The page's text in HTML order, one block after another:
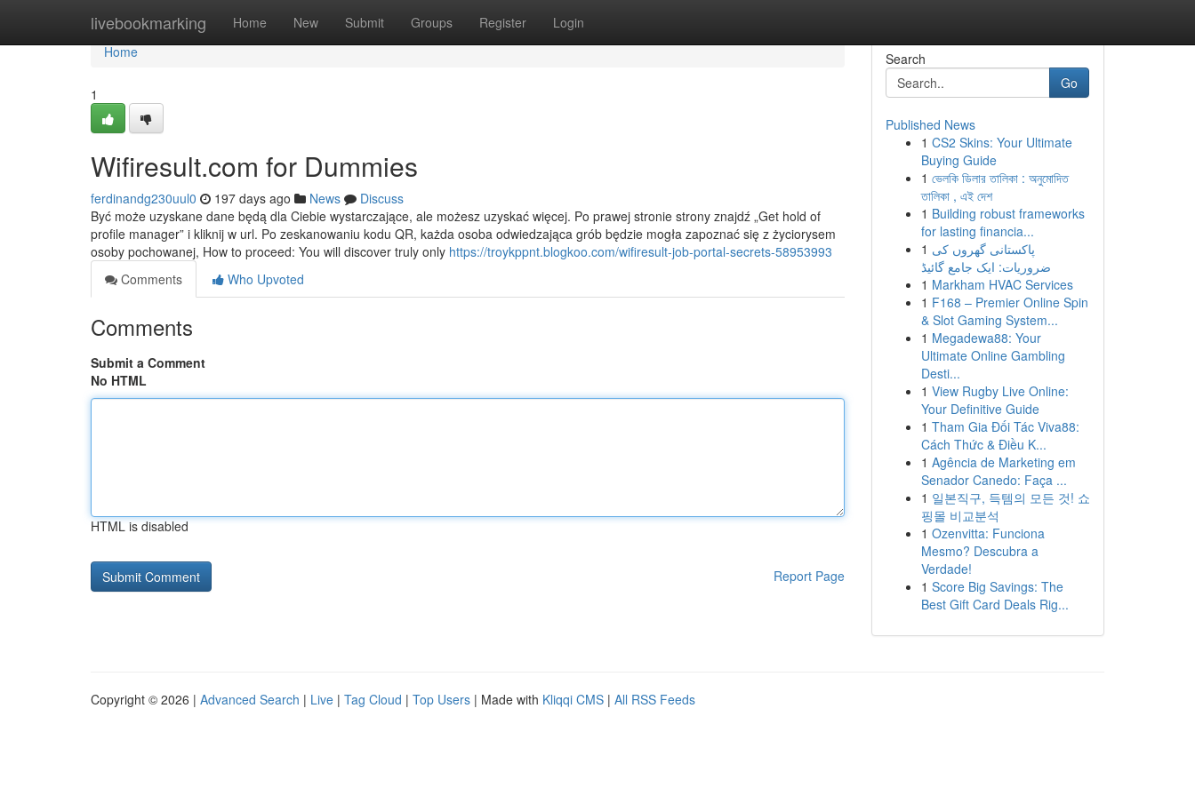
livebookmarking Home New Submit Groups Register Login
Home
Home
1
Wifiresult.com for Dummies
ferdinandg230uul0 197 days ago News
Discuss
Być może uzyskane dane będą dla Ciebie wystarczające, ale możesz uzyskać więcej. Po prawej stronie strony znajdź „Get hold of
profile manager” i kliknij w url. Po zeskanowaniu kodu QR, każda osoba odwiedzająca grób będzie mogła zapoznać się z życiorysem
osoby pochowanej, How to proceed: You will discover truly only https://troykppnt.blogkoo.com/wifiresult-job-portal-secrets-58953993
Comments
Who Upvoted
Comments
Submit a Comment
No HTML
HTML is disabled
Report Page
Search
Go
Published News
1 CS2 Skins: Your Ultimate
Buying Guide
1 ভেলকি ডিলার তালিকা : অনুমোদিত
তালিকা , এই দেশ
1 Building robust frameworks
for lasting financia...
1 پاکستانی گھروں کی
ضروریات: ایک جامع گائیڈ
1 Markham HVAC Services
1 F168 – Premier Online Spin
& Slot Gaming System...
1 Megadewa88: Your
Ultimate Online Gambling
Desti...
1 View Rugby Live Online:
Your Definitive Guide
1 Tham Gia Đối Tác Viva88:
Cách Thức & Điều K...
1 Agência de Marketing em
Senador Canedo: Faça ...
1 일본직구, 득템의 모든 것! 쇼
핑몰 비교분석
1 Ozenvitta: Funciona
Mesmo? Descubra a
Verdade!
1 Score Big Savings: The
Best Gift Card Deals Rig...
Copyright © 2026 | Advanced Search | Live | Tag Cloud | Top Users | Made with Kliqqi CMS | All RSS Feeds